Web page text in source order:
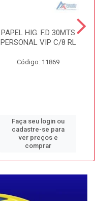
PAPEL HIG. F.D 30MTS
PERSONAL VIP C/8 RL
Código: 11869
Faça seu login ou
cadastre-se para
ver preços e
comprar